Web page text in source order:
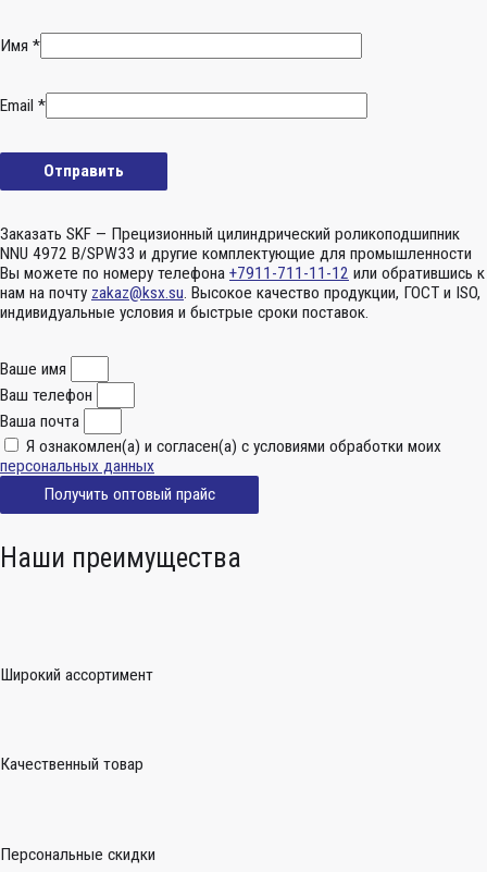
Имя *
Email *
Заказать SKF — Прецизионный цилиндрический роликоподшипник
NNU 4972 B/SPW33 и другие комплектующие для промышленности
Вы можете по номеру телефона +7911-711-11-12 или обратившись к
нам на почту zakaz@ksx.su. Высокое качество продукции, ГОСТ и ISO,
индивидуальные условия и быстрые сроки поставок.
Ваше имя
Ваш телефон
Ваша почта
Я ознакомлен(а) и согласен(а) с условиями обработки моих
персональных данных
Получить оптовый прайс
Наши преимущества
Широкий ассортимент
Качественный товар
Персональные скидки